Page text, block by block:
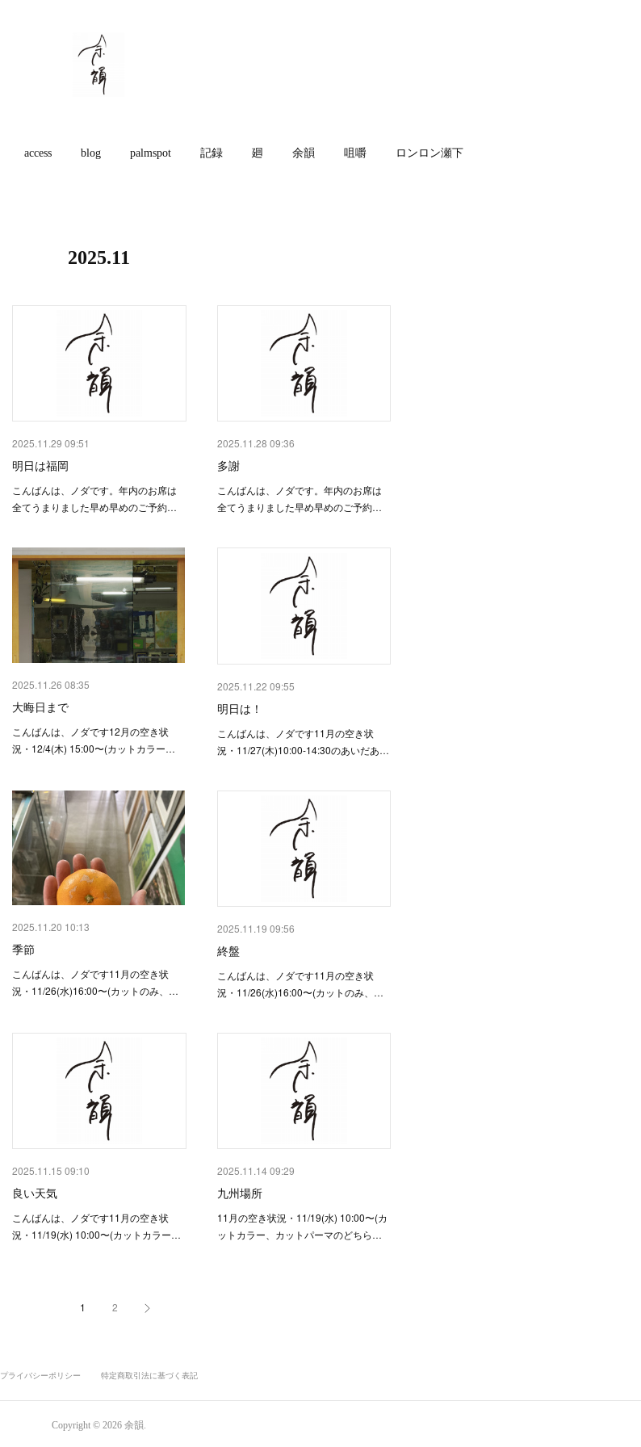
access blog palmspot 記録 廻 余韻 咀嚼 ロンロン瀬下
2025.11
2025.11.29 09:51
明日は福岡
こんばんは、ノダです。年内のお席は
全てうまりました早め早めのご予約…
2025.11.28 09:36
多謝
こんばんは、ノダです。年内のお席は
全てうまりました早め早めのご予約…
2025.11.26 08:35
大晦日まで
こんばんは、ノダです12月の空き状
況・12/4(木) 15:00〜(カットカラー…
2025.11.22 09:55
明日は！
こんばんは、ノダです11月の空き状
況・11/27(木)10:00-14:30のあいだあ…
2025.11.20 10:13
季節
こんばんは、ノダです11月の空き状
況・11/26(水)16:00〜(カットのみ、…
2025.11.19 09:56
終盤
こんばんは、ノダです11月の空き状
況・11/26(水)16:00〜(カットのみ、…
2025.11.15 09:10
良い天気
こんばんは、ノダです11月の空き状
況・11/19(水) 10:00〜(カットカラー…
2025.11.14 09:29
九州場所
11月の空き状況・11/19(水) 10:00〜(カ
ットカラー、カットパーマのどちら…
1 2
プライバシーポリシー 特定商取引法に基づく表記
Copyright © 2026 余韻.